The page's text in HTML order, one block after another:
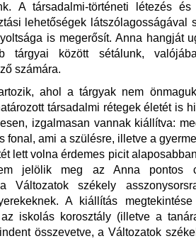
A társadalmi-történeti létezés
lehetőségek látszólagosságával
is megerősít. Anna hangját
tárgyai között sétálunk,
számára.
ahol a tárgyak nem
társadalmi rétegek életét is
izgalmasan vannak kiállítva:
fonal, ami a szülésre, illetve a
lett volna érdemes picit
jelölik meg az Anna pontos
Változatok székely
A kiállítás
iskolás korosztály (illetve a
összevetve, a Változatok